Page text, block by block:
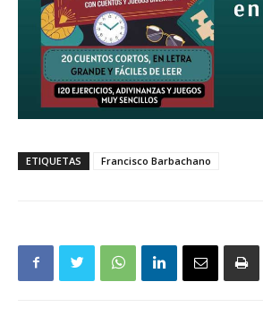
ETIQUETAS Francisco Barbachano